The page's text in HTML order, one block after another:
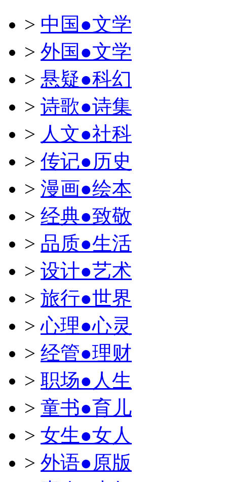
> 中国●文学
> 外国●文学
> 悬疑●科幻
> 诗歌●诗集
> 人文●社科
> 传记●历史
> 漫画●绘本
> 经典●致敬
> 品质●生活
> 设计●艺术
> 旅行●世界
>心理●心灵
> 经管●理财
> 职场●人生
> 童书●育儿
> 女生●女人
> 外语●原版